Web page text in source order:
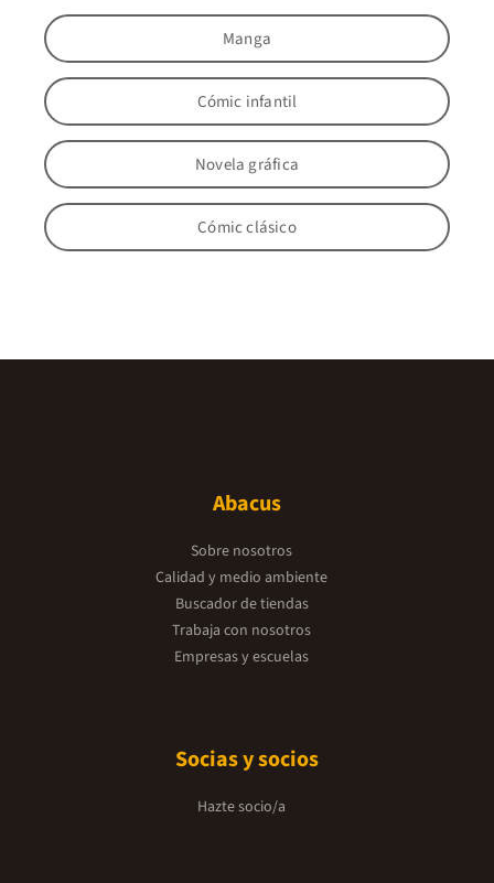
Manga
Cómic infantil
Novela gráfica
Cómic clásico
Abacus
Sobre nosotros
Calidad y medio ambiente
Buscador de tiendas
Trabaja con nosotros
Empresas y escuelas
Socias y socios
Hazte socio/a